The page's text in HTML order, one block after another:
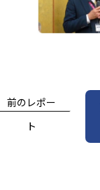
前のレポー
ト